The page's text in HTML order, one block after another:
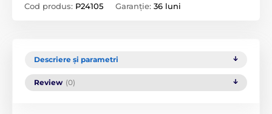
Cod produs: P24105 Garanție: 36 luni
Descriere și parametri
Review (0)